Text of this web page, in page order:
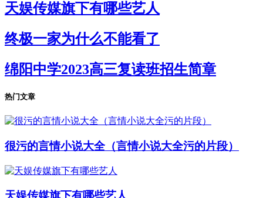
天娱传媒旗下有哪些艺人
终极一家为什么不能看了
绵阳中学2023高三复读班招生简章
热门文章
很污的言情小说大全（言情小说大全污的片段）